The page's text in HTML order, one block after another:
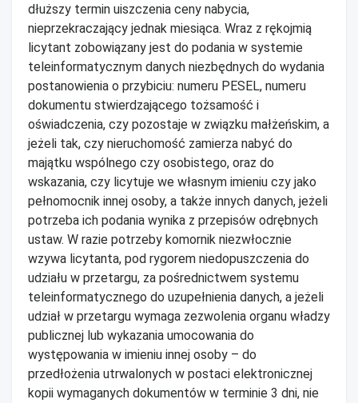
dłuższy termin uiszczenia ceny nabycia,
nieprzekraczający jednak miesiąca. Wraz z rękojmią
licytant zobowiązany jest do podania w systemie
teleinformatycznym danych niezbędnych do wydania
postanowienia o przybiciu: numeru PESEL, numeru
dokumentu stwierdzającego tożsamość i
oświadczenia, czy pozostaje w związku małżeńskim, a
jeżeli tak, czy nieruchomość zamierza nabyć do
majątku wspólnego czy osobistego, oraz do
wskazania, czy licytuje we własnym imieniu czy jako
pełnomocnik innej osoby, a także innych danych, jeżeli
potrzeba ich podania wynika z przepisów odrębnych
ustaw. W razie potrzeby komornik niezwłocznie
wzywa licytanta, pod rygorem niedopuszczenia do
udziału w przetargu, za pośrednictwem systemu
teleinformatycznego do uzupełnienia danych, a jeżeli
udział w przetargu wymaga zezwolenia organu władzy
publicznej lub wykazania umocowania do
występowania w imieniu innej osoby – do
przedłożenia utrwalonych w postaci elektronicznej
kopii wymaganych dokumentów w terminie 3 dni, nie